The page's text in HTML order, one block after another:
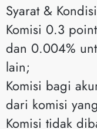
Syarat &
Komisi 0.3
dan 0.004%
lain;
Komisi bagi
dari komisi
Komisi tidak